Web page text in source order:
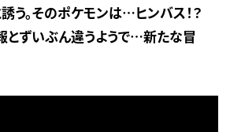
う。そのポケモンは…ヒンバス！？
とずいぶん違うようで…新たな冒